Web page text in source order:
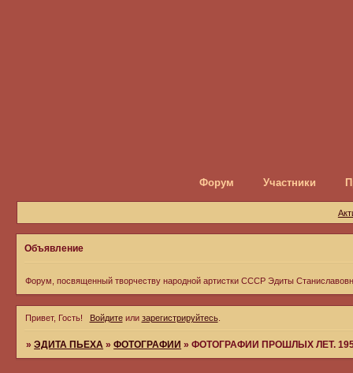
Форум Участники
Объявление
Форум, посвященный творчеству народной артистки СССР Эдиты
Привет, Гость! Войдитеили зарегистрируйтесь.
»ЭДИТА ПЬЕХА »ФОТОГРАФИИ »ФОТОГРАФИИ ПРОШЛЫХ ЛЕТ.